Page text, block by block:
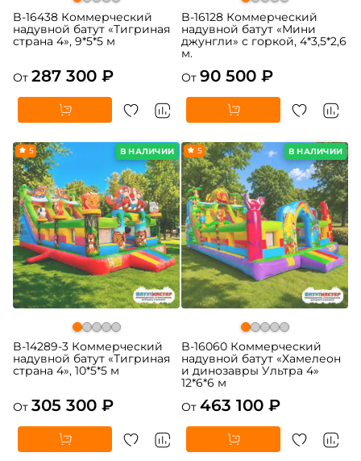
B-16438 Коммерческий
надувной батут «Тигриная
страна 4», 9*5*5 м
От 287 300 ₽
B-16128 Коммерческий
надувной батут «Мини
джунгли» с горкой, 4*3,5*2,6
м.
От 90 500 ₽
В НАЛИЧИИ
5
B-14289-3 Коммерческий
надувной батут «Тигриная
страна 4», 10*5*5 м
От 305 300 ₽
В НАЛИЧИИ
5
B-16060 Коммерческий
надувной батут «Хамелеон
и динозавры Ультра 4»
12*6*6 м
От 463 100 ₽